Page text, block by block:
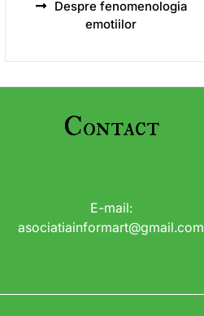
Despre fenomenologia
emotiilor
Contact
E-mail:
asociatiainformart@gmail.com